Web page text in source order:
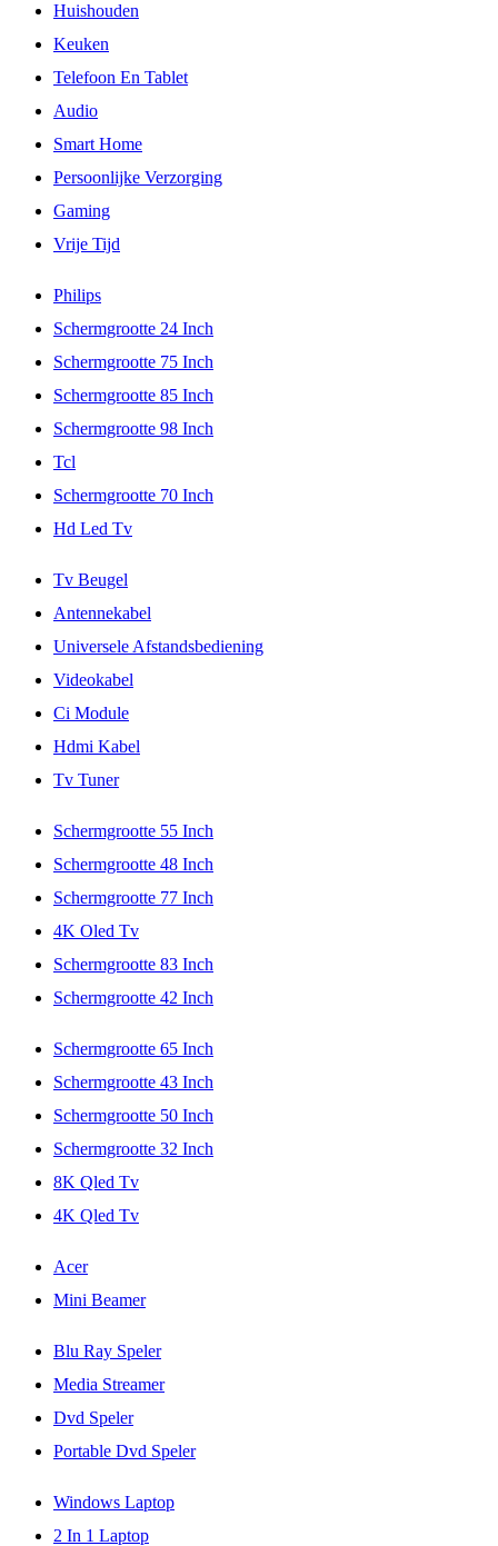
Huishouden
Keuken
Telefoon En Tablet
Audio
Smart Home
Persoonlijke Verzorging
Gaming
Vrije Tijd
Philips
Schermgrootte 24 Inch
Schermgrootte 75 Inch
Schermgrootte 85 Inch
Schermgrootte 98 Inch
Tcl
Schermgrootte 70 Inch
Hd Led Tv
Tv Beugel
Antennekabel
Universele Afstandsbediening
Videokabel
Ci Module
Hdmi Kabel
Tv Tuner
Schermgrootte 55 Inch
Schermgrootte 48 Inch
Schermgrootte 77 Inch
4K Oled Tv
Schermgrootte 83 Inch
Schermgrootte 42 Inch
Schermgrootte 65 Inch
Schermgrootte 43 Inch
Schermgrootte 50 Inch
Schermgrootte 32 Inch
8K Qled Tv
4K Qled Tv
Acer
Mini Beamer
Blu Ray Speler
Media Streamer
Dvd Speler
Portable Dvd Speler
Windows Laptop
2 In 1 Laptop